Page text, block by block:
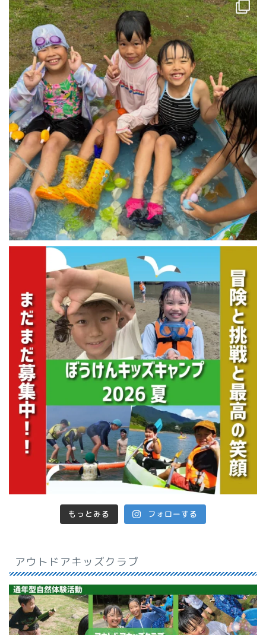
もっとみる フォローする
アウトドアキッズクラブ